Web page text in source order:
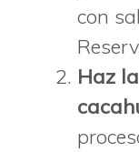
con
Haz